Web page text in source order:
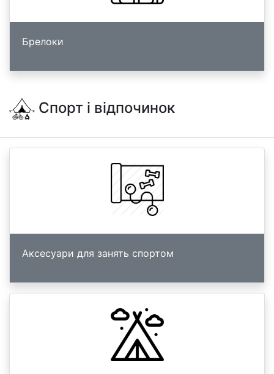
Брелоки
Спорт і відпочинок
Аксесуари для занять спортом